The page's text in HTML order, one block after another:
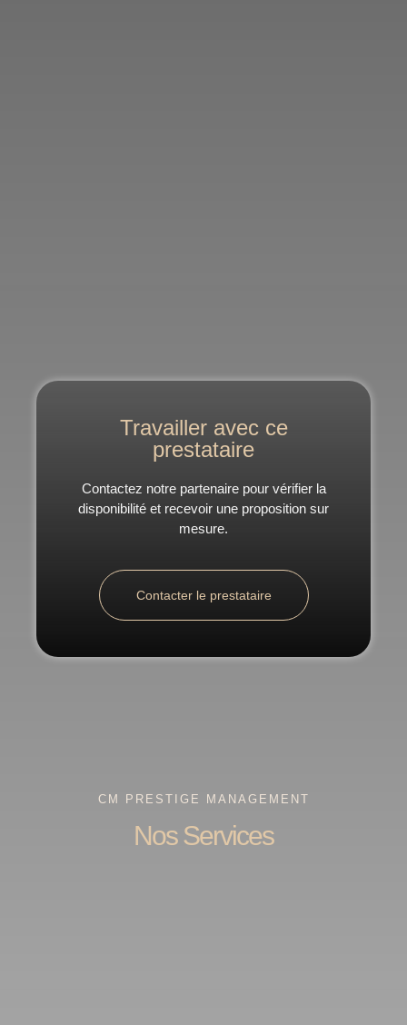
Travailler avec ce
prestataire
Contactez notre partenaire pour vérifier la
disponibilité et recevoir une proposition sur
mesure.
Contacter le prestataire
CM PRESTIGE MANAGEMENT
Nos Services